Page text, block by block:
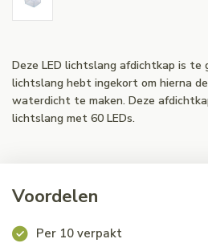
Deze LED lichtslang afdichtkap is te
lichtslang hebt ingekort om hierna
waterdicht te maken. Deze
lichtslang met 60 LEDs.
Voordelen
Per 10 verpakt